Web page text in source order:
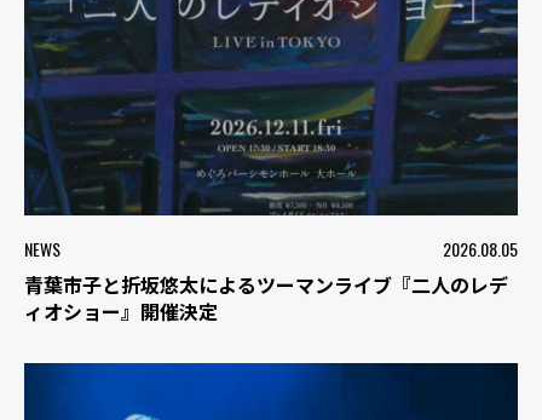
NEWS 2026.08.05
青葉市子と折坂悠太によるツーマンライブ『二人のレデ
ィオショー』開催決定